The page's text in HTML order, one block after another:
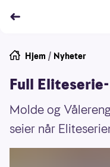
Hjem / Nyheter
Full
Molde og
seier når